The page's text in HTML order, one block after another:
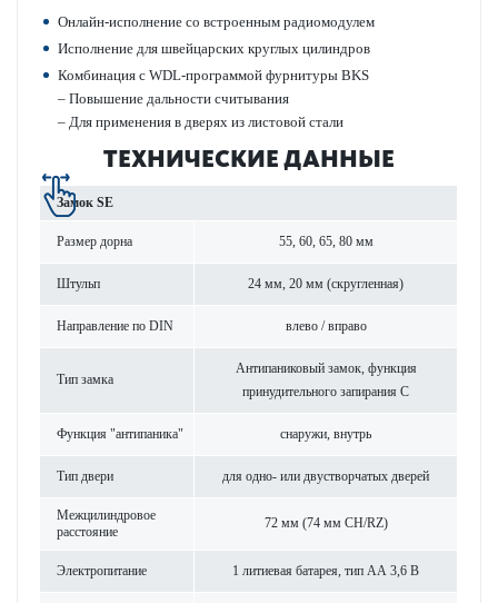
Онлайн-исполнение со встроенным радио­модулем
Исполнение для швейцарских круглых цилиндров
Комб­инация с WDL-программой фурнитуры BKS
– Повы­шение дальности считывания
– Для применения в дверях из лис­товой стали
ТЕХНИЧЕСКИЕ ДАННЫЕ
Замок SE
Размер дорна 55, 60, 65, 80 мм
Штульп 24 мм, 20 мм (скруг­л­енная)
Направ­ление по DIN влево / вправо
Тип замка
Антипани­к­овый замок, функция
принудительного запирания C
Функция "антипаника" снаружи, внутрь
Тип двери для одно- или двуст­вор­чатых дверей
Межцилиндровое
расстояние
72 мм (74 мм CH/RZ)
Электропитание 1 литиевая бат­арея, тип АА 3,6 В